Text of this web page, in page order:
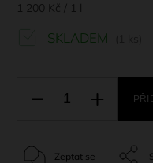
1 200 Kč / 1 l
SKLADEM
Zeptat se